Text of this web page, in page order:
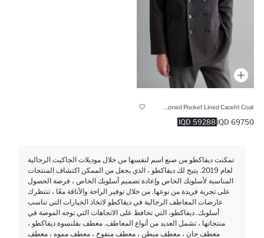
59288 IQD 69750 IQD
تمكنت ديفاكطو من صنع اسم لنفسها من خلال موديلات الجاكيت الرجالية
لعام 2019. يتيح لك ديفاكطو ، الذي يجعل من الممكن اكتشاف المنتجات
المناسبة لأسلوبك الخاص وإعادة تصميم أسلوبك الخاص ، فرصة الحصول
على تجربة فريدة من نوعها. من خلال توفير الراحة والأناقة معًا ، تنتظرك
عارضات المعاطف الرجالية في ديفاكطو لاتخاذ الخيارات التي تناسب
أسلوبك. ديفاكطو، التي تحافظ على الاتجاهات التي توجه الموضة في
منتجاتها ، تشمل العديد من أنواع المعاطف. معطف بقلنسوة ديفاكطو ،
معطف جان ، معطف مبطن ، معطف منفوخ ، معطف مموه ، معطف